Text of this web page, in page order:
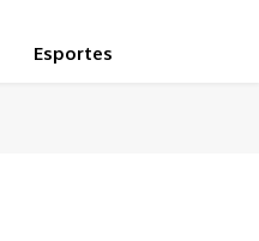
Esportes